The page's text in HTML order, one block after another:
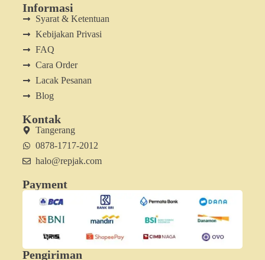
Informasi
Syarat & Ketentuan
Kebijakan Privasi
FAQ
Cara Order
Lacak Pesanan
Blog
Kontak
Tangerang
0878-1717-2012
halo@repjak.com
Payment
Pengiriman